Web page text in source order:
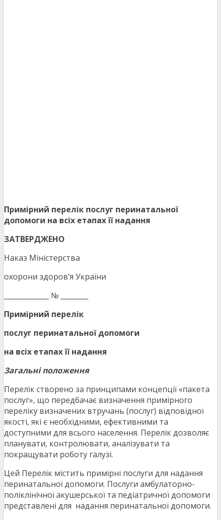
Примірний перелік послуг перинатальної
допомоги на всіх етапах її надання
ЗАТВЕРДЖЕНО
Наказ Міністерства
охорони здоров’я України
_____________ № ________
Примірний перелік
послуг перинатальної допомоги
на всіх етапах її надання
Загальні положення
Перелік створено за принципами концепції «пакета
послуг», що передбачає визначення примірного
переліку визначених втручань (послуг) відповідної
якості, які є необхідними, ефективними та
доступними для всього населення. Перелік дозволяє
планувати, контролювати, аналізувати та
покращувати роботу галузі.
Цей Перелік містить примірні послуги для надання
перинатальної допомоги. Послуги амбулаторно-
поліклінічної акушерської та педіатричної допомоги
представлені для надання перинатальної допомоги.